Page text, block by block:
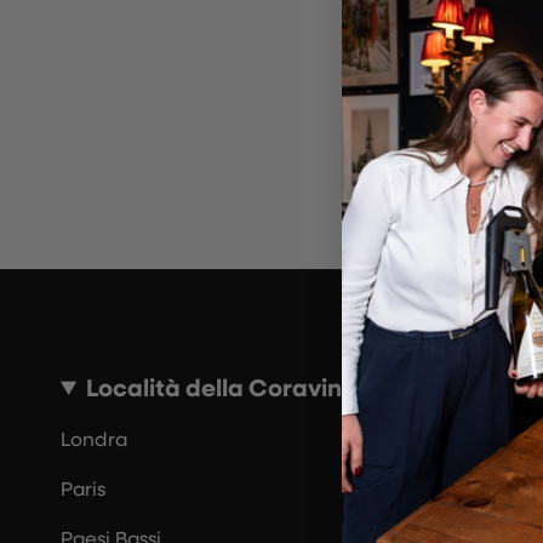
~10 MINUTI
Località della Coravin Guide
Londra
Paris
Paesi Bassi